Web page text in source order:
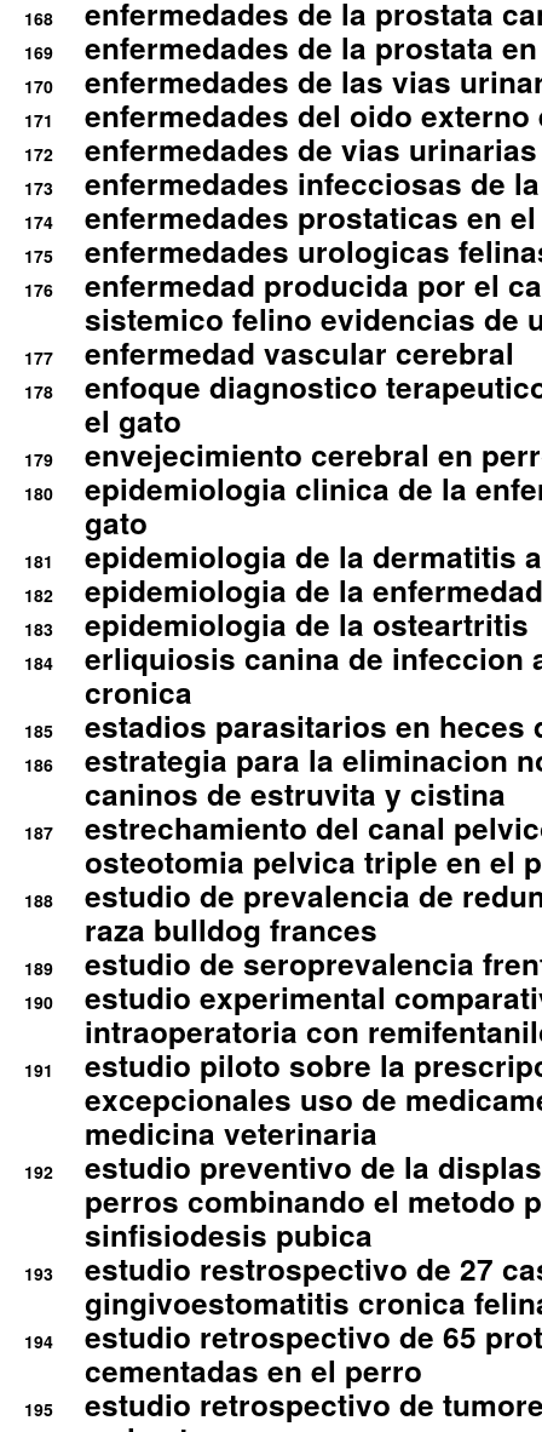
168 enfermedades de la prostata
169 enfermedades de la prostata
170 enfermedades de las vias
171 enfermedades del oido
172 enfermedades de vias
173 enfermedades infecciosas de
174 enfermedades prostaticas en
175 enfermedades urologicas
176
enfermedad producida por el
sistemico felino evidencias de
177 enfermedad vascular cerebral
178
enfoque diagnostico
el gato
179 envejecimiento cerebral en
180
epidemiologia clinica de la
gato
181 epidemiologia de la dermatitis
182 epidemiologia de la
183 epidemiologia de la osteartritis
184
erliquiosis canina de infeccion
cronica
185 estadios parasitarios en heces
186
estrategia para la eliminacion
caninos de estruvita y cistina
187
estrechamiento del canal
osteotomia pelvica triple en el
188
estudio de prevalencia de
raza bulldog frances
189 estudio de seroprevalencia
190
estudio experimental
intraoperatoria con
191
estudio piloto sobre la
excepcionales uso de
medicina veterinaria
192
estudio preventivo de la
perros combinando el metodo
sinfisiodesis pubica
193
estudio restrospectivo de 27
gingivoestomatitis cronica
194
estudio retrospectivo de 65
cementadas en el perro
195
estudio retrospectivo de